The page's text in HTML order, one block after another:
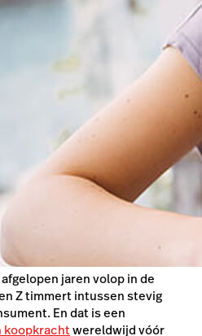
jaren volop in de
Z timmert intussen stevig
En dat is een
koopkrachtwereldwijd vóór